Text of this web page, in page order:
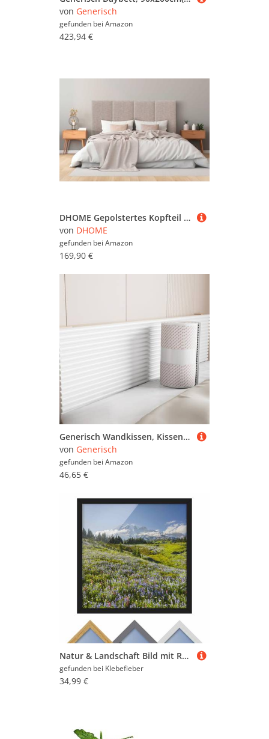
von Generisch
gefunden bei Amazon
423,94 €
DHOME Gepolstertes Kopfteil aus Luxury Stoff Fleckenabweisend Vertikales Modulares Design Selbst (Ethnic Brown, 105cm, Höhe 80cm, x3)
von DHOME
gefunden bei Amazon
169,90 €
Generisch Wandkissen, Kissen Panel Wand 1.2cm Dick, Wandpolster Selbstklebend, Polsterpaneel Wand, Anti-Collision Wandpaneele, Bett Kopfteil Gepolstert für Schlafzimmer, Wandschutz(AA)
von Generisch
gefunden bei Amazon
46,65 €
Natur & Landschaft Bild mit Rahmen Bergwiese mit roten Blumen vor Mt. Rainier
gefunden bei Klebefieber
34,99 €